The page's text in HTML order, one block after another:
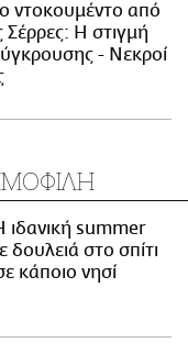
ντοκουμέντο από
Σέρρες: Η στιγμή
- Νεκροί
ιδανική summer
δουλειά στο σπίτι
κάποιο νησί